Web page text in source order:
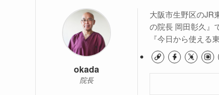
okada
院長
大阪市生野区のJR
の院長 岡田彰久』
『今日から使える